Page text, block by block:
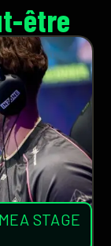
être
STAGE